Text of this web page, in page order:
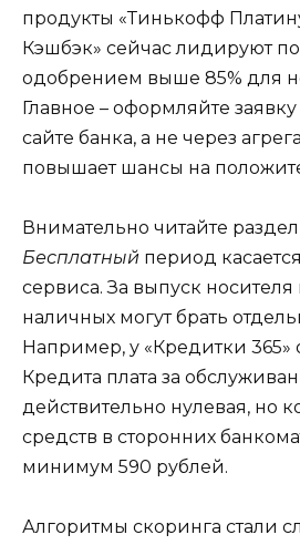
продукты «Тинькофф
Кэшбэк» сейчас лидируют
одобрением выше 85% для
Главное – оформляйте
сайте банка, а не через
повышает шансы на
Внимательно читайте
Бесплатный период
сервиса. За выпуск
наличных могут брать
Например, у «Кредитки 365»
Кредита плата за
действительно нулевая, но
средств в сторонних
минимум 590 рублей.
Алгоритмы скоринга стали